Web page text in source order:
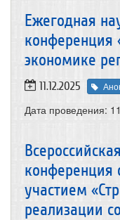
Ежегодная
экономике
11.12.2025
Дата проведения:
участием
реализации